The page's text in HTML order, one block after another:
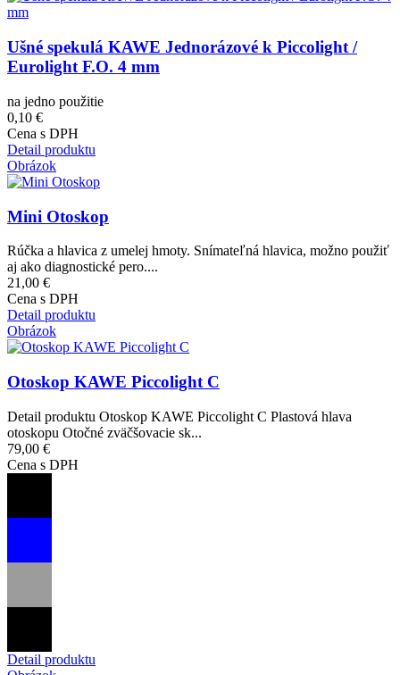
Ušné spekulá KAWE Jednorázové k Piccolight /
Eurolight F.O. 4 mm
na jedno použitie
0,10 €
Cena s DPH
Detail produktu
Obrázok
Mini Otoskop
Rúčka a hlavica z umelej hmoty. Snímateľná hlavica, možno použiť
aj ako diagnostické pero....
21,00 €
Cena s DPH
Detail produktu
Obrázok
Otoskop KAWE Piccolight C
Detail produktu Otoskop KAWE Piccolight C Plastová hlava
otoskopu Otočné zväčšovacie sk...
79,00 €
Cena s DPH
Detail produktu